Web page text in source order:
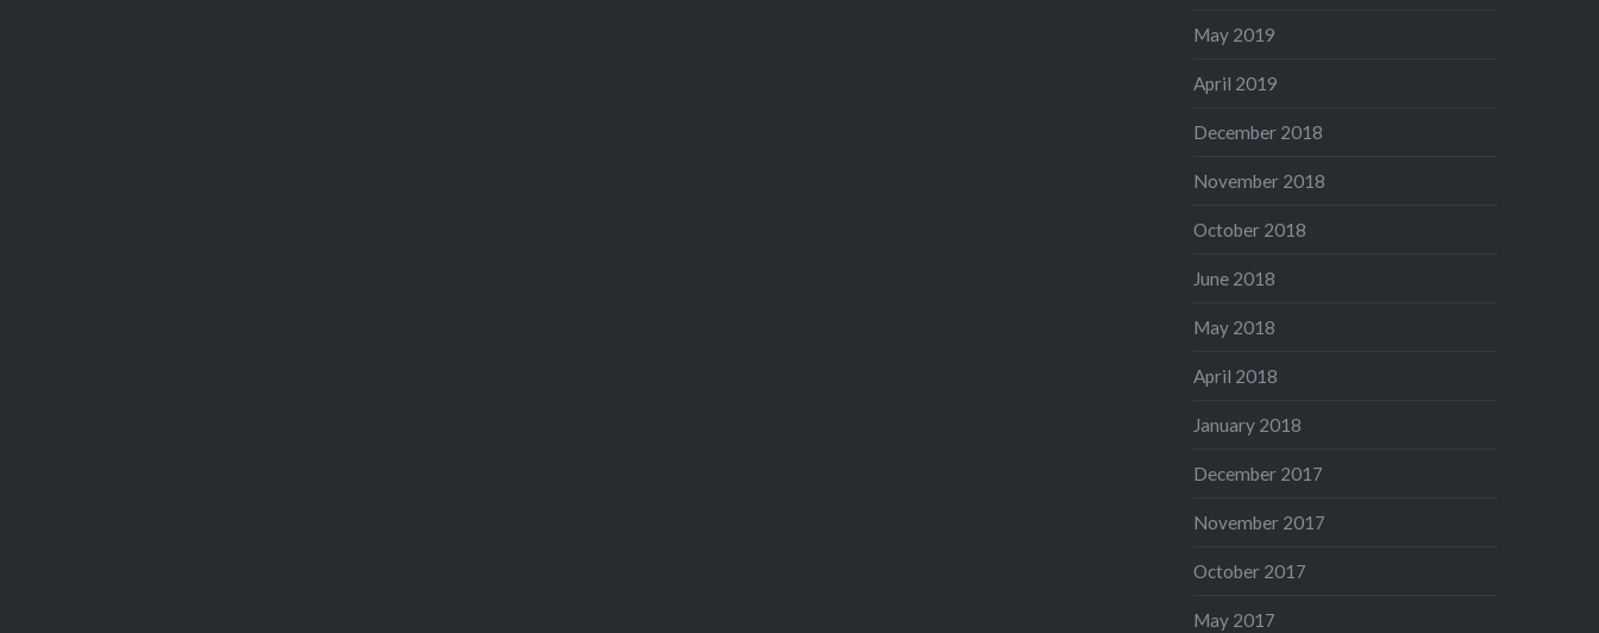
May 2019
April 2019
December 2018
November 2018
October 2018
June 2018
May 2018
April 2018
January 2018
December 2017
November 2017
October 2017
May 2017